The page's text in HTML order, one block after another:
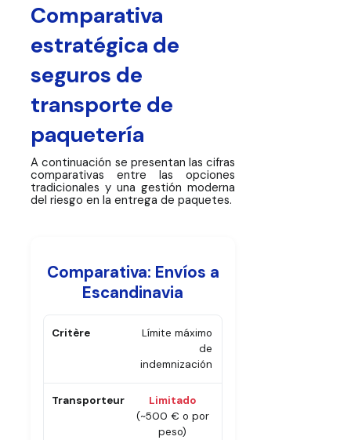
Comparativa
estratégica de
seguros de
transporte de
paquetería
A continuación se presentan las cifras
comparativas entre las opciones
tradicionales y una gestión moderna
del riesgo en la entrega de paquetes.
Comparativa: Envíos a
Escandinavia
Límite máximo
de
indemnización
Limitado
(~500 € o por
peso)